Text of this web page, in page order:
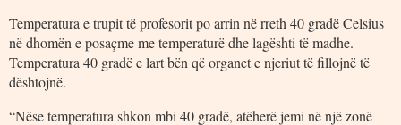
Temperatura e trupit të profesorit po arrin në rreth 40 gradë Celsius
në dhomën e posaçme me temperaturë dhe lagështi të madhe.
Temperatura 40 gradë e lart bën që organet e njeriut të fillojnë të
dështojnë.
“Nëse temperatura shkon mbi 40 gradë, atëherë jemi në një zonë